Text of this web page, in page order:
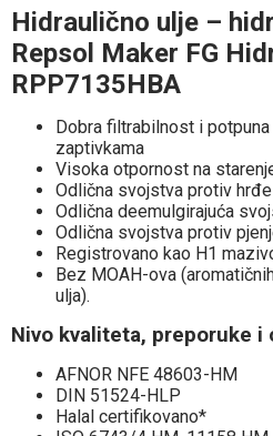
Hidraulično ulje –
Repsol Maker FG
RPP7135HBA
Dobra filtrabilnost i
zaptivkama
Visoka otpornost na
Odlična svojstva protiv hrđe
Odlična deemulgirajuća
Odlična svojstva protiv
Registrovano kao H1
Bez MOAH-ova
ulja).
Nivo kvaliteta, preporuke i
AFNOR NFE 48603-HM
DIN 51524-HLP
Halal certifikovano*